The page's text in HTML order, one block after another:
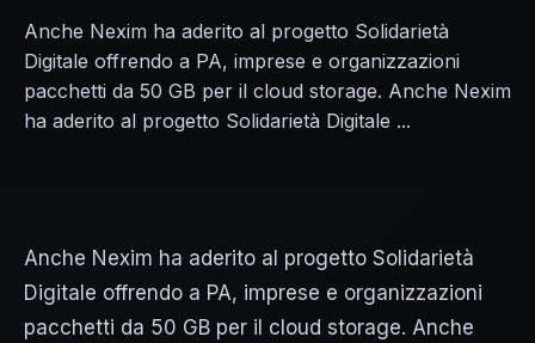
Anche Nexim ha aderito al progetto Solidarietà
Digitale offrendo a PA, imprese e organizzazioni
pacchetti da 50 GB per il cloud storage. Anche Nexim
ha aderito al progetto Solidarietà Digitale ...
Anche Nexim ha aderito al progetto Solidarietà
Digitale offrendo a PA, imprese e organizzazioni
pacchetti da 50 GB per il cloud storage. Anche